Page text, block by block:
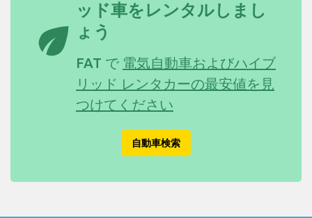
eco
ッド車をレンタルしまし
ょう
FAT で 電気自動車およびハイブ
リッド レンタカーの最安値を見
つけてください
自動車検索